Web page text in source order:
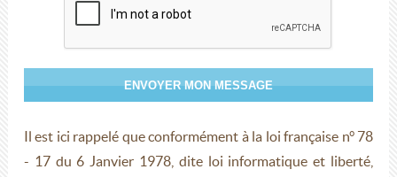
Il est ici rappelé que conformément à la loi française n° 78
- 17 du 6 Janvier 1978, dite loi informatique et liberté,